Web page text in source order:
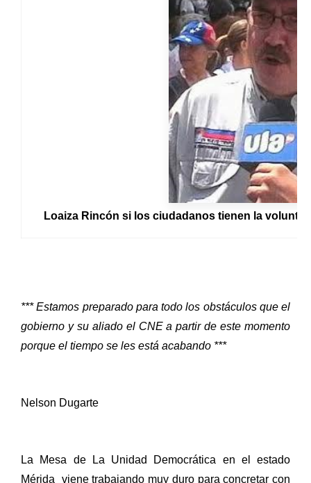
Loaiza Rincón si los ciudadanos tienen la
*** Estamos preparado para todo los obstáculos que el
gobierno y su aliado el CNE a partir de este momento
porque el tiempo se les está acabando ***
Nelson Dugarte
La Mesa de La Unidad Democrática en el estado
Mérida
viene trabajando muy duro para concretar con